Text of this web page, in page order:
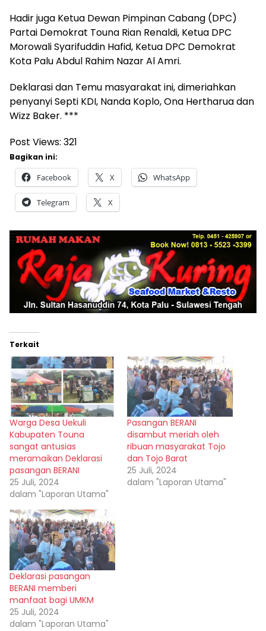
Hadir juga Ketua Dewan Pimpinan Cabang (DPC)
Partai Demokrat Touna Rian Renaldi, Ketua DPC
Morowali Syarifuddin Hafid, Ketua DPC Demokrat
Kota Palu Abdul Rahim Nazar Al Amri.
Deklarasi dan Temu masyarakat ini, dimeriahkan
penyanyi Septi KDI, Nanda Koplo, Ona Hertharua dan
Wizz Baker. ***
Post Views: 321
Bagikan ini:
Facebook X WhatsApp
Telegram X
Terkait
Warga Desa Uekuli
Kabupaten Touna
sangat antusias
meramaikan Deklarasi
pasangan BERANI
25 Juli, 2024
dalam "Laporan Utama"
Pasangan BERANI
disambut meriah oleh
ribuan masyarakat Tojo
dan Tojo Barat
25 Juli, 2024
dalam "Laporan Utama"
Deklarasi pasangan
BERANI memberi
manfaat bagi UMKM
25 Juli, 2024
dalam "Laporan Utama"